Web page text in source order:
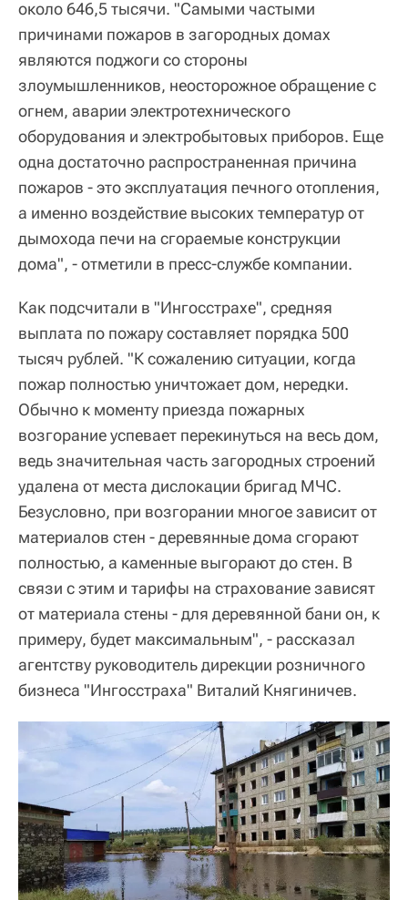
около 646,5 тысячи. "Самыми частыми
причинами пожаров в загородных домах
являются поджоги со стороны
злоумышленников, неосторожное обращение с
огнем, аварии электротехнического
оборудования и электробытовых приборов. Еще
одна достаточно распространенная причина
пожаров - это эксплуатация печного отопления,
а именно воздействие высоких температур от
дымохода печи на сгораемые конструкции
дома", - отметили в пресс-службе компании.
Как подсчитали в "Ингосстрахе", средняя
выплата по пожару составляет порядка 500
тысяч рублей. "К сожалению ситуации, когда
пожар полностью уничтожает дом, нередки.
Обычно к моменту приезда пожарных
возгорание успевает перекинуться на весь дом,
ведь значительная часть загородных строений
удалена от места дислокации бригад МЧС.
Безусловно, при возгорании многое зависит от
материалов стен - деревянные дома сгорают
полностью, а каменные выгорают до стен. В
связи с этим и тарифы на страхование зависят
от материала стены - для деревянной бани он, к
примеру, будет максимальным", - рассказал
агентству руководитель дирекции розничного
бизнеса "Ингосстраха" Виталий Княгиничев.